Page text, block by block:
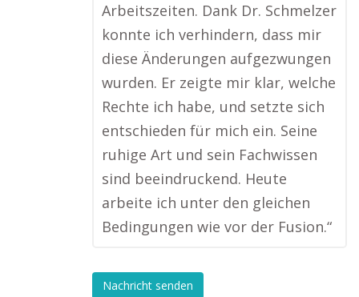
Arbeitszeiten. Dank Dr. Schmelzer
konnte ich verhindern, dass mir
diese Änderungen aufgezwungen
wurden. Er zeigte mir klar, welche
Rechte ich habe, und setzte sich
entschieden für mich ein. Seine
ruhige Art und sein Fachwissen
sind beeindruckend. Heute
arbeite ich unter den gleichen
Bedingungen wie vor der Fusion.“
Nachricht senden